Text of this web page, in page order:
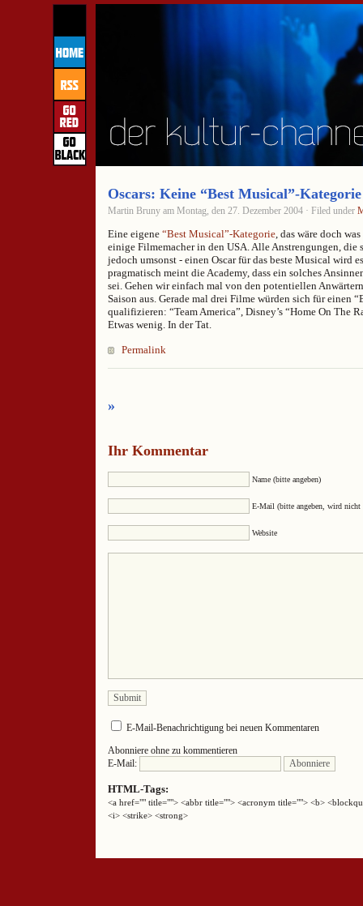
Oscars: Keine “Best Musical”-
Martin Bruny am Montag, den 27. Dezember 2004 · Filed under
Eine eigene “Best Musical”-Kategorie, das wäre doch
einige Filmemacher in den USA. Alle Anstrengungen, die
jedoch umsonst - einen Oscar für das beste Musical wird
pragmatisch meint die Academy, dass ein solches
sei. Gehen wir einfach mal von den potentiellen
Saison aus. Gerade mal drei Filme würden sich für einen
qualifizieren: “Team America”, Disney’s “Home On The
Etwas wenig. In der Tat.
Permalink
»
Ihr Kommentar
Name (bitte angeben)
E-Mail (bitte angeben, wird nicht
Website
E-Mail-Benachrichtigung bei neuen Kommentaren
Abonniere ohne zu kommentieren
E-Mail:
HTML-Tags:
<a href="" title=""> <abbr title=""> <acronym title=""> <b>
<i> <strike> <strong>